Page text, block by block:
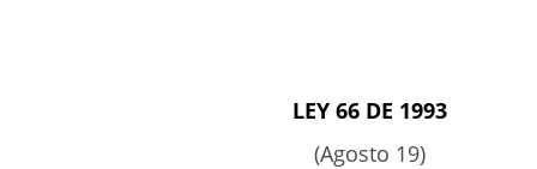
LEY 66 DE 1993
(Agosto 19)